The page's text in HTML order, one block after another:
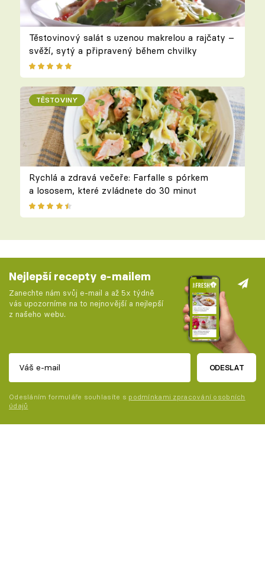
Těstovinový salát s uzenou makrelou a rajčaty –
svěží, sytý a připravený během chvilky
TĚSTOVINY
Rychlá a zdravá večeře: Farfalle s pórkem
a lososem, které zvládnete do 30 minut
Nejlepší recepty e-mailem
Zanechte nám svůj e-mail a až 5x týdně
vás upozorníme na to nejnovější a nejlepší
z našeho webu.
ODESLAT
Odesláním formuláře souhlasíte s podmínkami zpracování osobních
údajů